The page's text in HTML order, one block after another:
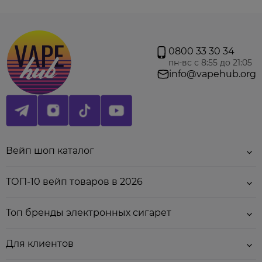
Инструкция по смешиванию набора:
В большую баночку залить никобустер (если
хотите корректировать крепость - можно не
весь) и после него - глицерин.
Встряхнуть всё в течение 1-2 минут.
Дать готовой смеси настояться при комнатной
температуре 30 минут.
Обязательно встряхивайте баночку перед
каждой заправкой картриджа.
0800 33 30 34
пн-вс с 8:55 до 21:05
info@vapehub.org
Вейп шоп каталог
ТОП-10 вейп товаров в 2026
Топ бренды электронных сигарет
Для клиентов